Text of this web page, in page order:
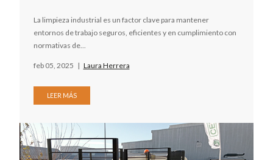
La limpieza industrial es un factor clave para mantener
entornos de trabajo seguros, eficientes y en cumplimiento con
normativas de...
feb 05, 2025 | Laura Herrera
LEER MÁS